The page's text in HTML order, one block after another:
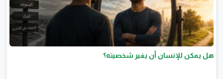
هل يمكن للإنسان أن يغير شخصيته؟